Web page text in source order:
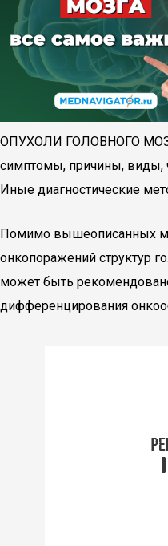
ОПУХОЛИ ГОЛОВНОГО
симптомы, причины, виды,
Иные диагностические
Помимо вышеописанных
онкопоражений структур
может быть
дифференцирования